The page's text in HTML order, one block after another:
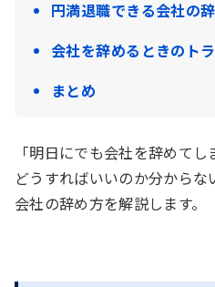
円満退職できる会社の
会社を辞めるときのト
まとめ
「明日にでも会社を辞めてし
どうすればいいのか分からな
会社の辞め方を解説します。